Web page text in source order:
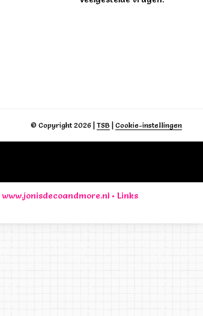
© Copyright 2026 TSB Cookie-instellingen
www.jonisdecoandmore.nl • Links